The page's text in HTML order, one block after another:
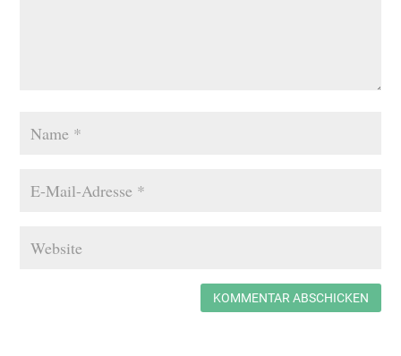
KOMMENTAR ABSCHICKEN